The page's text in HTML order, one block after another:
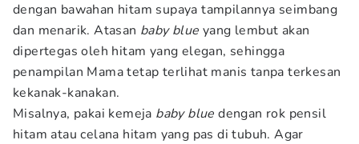
dengan bawahan hitam supaya tampilannya seimbang
dan menarik. Atasan baby blue yang lembut akan
dipertegas oleh hitam yang elegan, sehingga
penampilan Mama tetap terlihat manis tanpa terkesan
kekanak-kanakan.
Misalnya, pakai kemeja baby blue dengan rok pensil
hitam atau celana hitam yang pas di tubuh. Agar